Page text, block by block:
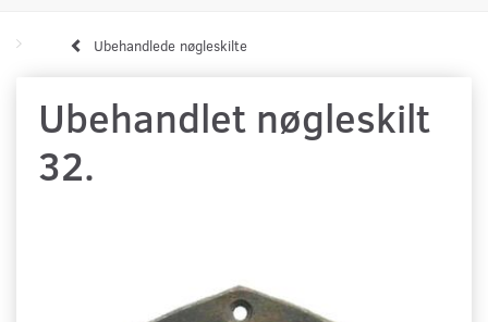
Ubehandlede nøgleskilte
Ubehandlet nøgleskilt
32.